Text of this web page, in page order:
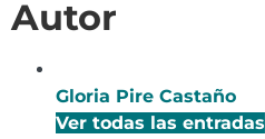
Autor
Gloria Pire Castaño
Ver todas las entradas